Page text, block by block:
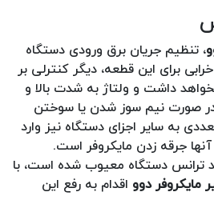
، تنظیم جریان برق ورودی دستگاه
برای این قطعه، دیگر کنترلی بر
داشت و ولتاژ به شدت بالا و
صورت نیم سوز شدن یا سوختن
به سایر اجزای دستگاه نیز وارد
جرقه زدن مایکروفر است.
ترانس دستگاه معیوب شده است، با
مایکروفر دوو اقدام به رفع این